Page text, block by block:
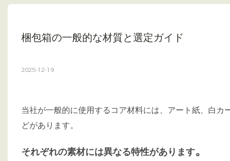
梱包箱の一般的な材質と選定ガイド
2025-12-19
当社が一般的に使用するコア材料には、アート紙、白
どがあります。
それぞれの素材には異なる特性があります。